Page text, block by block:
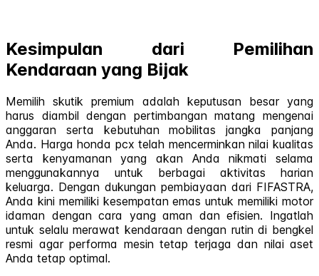
Kesimpulan dari Pemilihan
Kendaraan yang Bijak
Memilih skutik premium adalah keputusan besar yang
harus diambil dengan pertimbangan matang mengenai
anggaran serta kebutuhan mobilitas jangka panjang
Anda. Harga honda pcx telah mencerminkan nilai kualitas
serta kenyamanan yang akan Anda nikmati selama
menggunakannya untuk berbagai aktivitas harian
keluarga. Dengan dukungan pembiayaan dari FIFASTRA,
Anda kini memiliki kesempatan emas untuk memiliki motor
idaman dengan cara yang aman dan efisien. Ingatlah
untuk selalu merawat kendaraan dengan rutin di bengkel
resmi agar performa mesin tetap terjaga dan nilai aset
Anda tetap optimal.